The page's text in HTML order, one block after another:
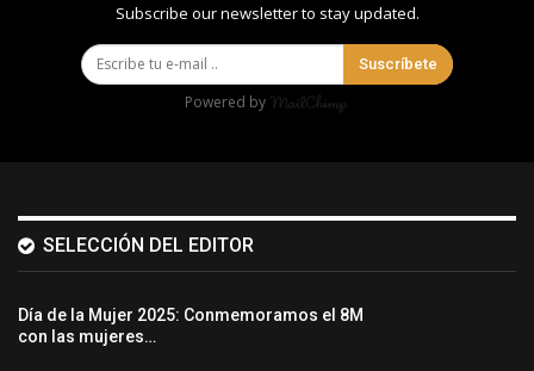
Subscribe our newsletter to stay updated.
Suscríbete
Powered by
SELECCIÓN DEL EDITOR
Día de la Mujer 2025: Conmemoramos el 8M
con las mujeres…